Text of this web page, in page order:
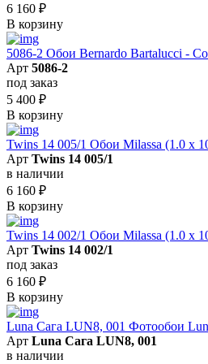
6 160 ₽
В корзину
5086-2 Обои Bernardo Bartalucci -
Арт 5086-2
под заказ
5 400 ₽
В корзину
Twins 14 005/1 Обои Milassa (1.0 х
Арт Twins 14 005/1
в наличии
6 160 ₽
В корзину
Twins 14 002/1 Обои Milassa (1.0 х
Арт Twins 14 002/1
под заказ
6 160 ₽
В корзину
Luna Сага LUN8, 001 Фотообои
Арт Luna Сага LUN8, 001
в наличии